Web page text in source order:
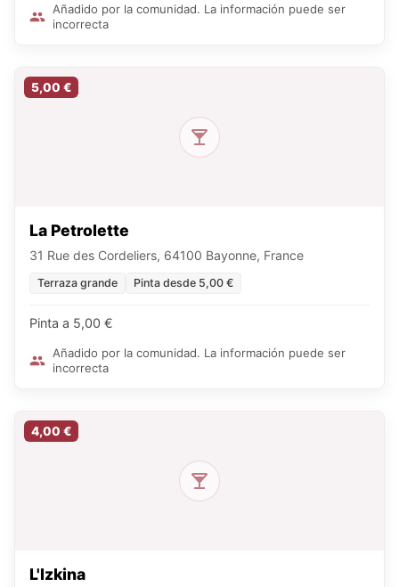
Añadido por la comunidad. La información puede ser
incorrecta
5,00 €
La Petrolette
31 Rue des Cordeliers, 64100 Bayonne, France
Terraza grande Pinta desde 5,00 €
Pinta a 5,00 €
Añadido por la comunidad. La información puede ser
incorrecta
4,00 €
L'Izkina